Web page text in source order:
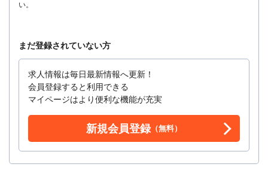
い。
まだ登録されていない方
求人情報は毎日最新情報へ更新！
会員登録すると利用できる
マイページはより便利な機能が充実
新規会員登録（無料）